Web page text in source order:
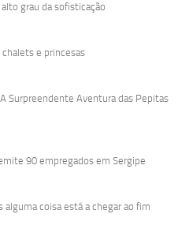
grau da sofisticação
e princesas
Surpreendente Aventura das Pepitas
90 empregados em Sergipe
alguma coisa está a chegar ao fim